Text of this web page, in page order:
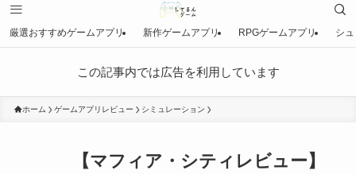
厳選おすすめゲームアプリ 新作ゲームアプリ RPGゲームアプリ シ
この記事内では広告を利用しています
ホーム ゲームアプリレビュー シミュレーション
【マフィア・シティレビュー】